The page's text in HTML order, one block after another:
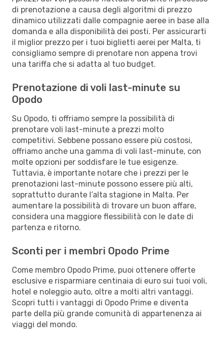
di prenotazione a causa degli algoritmi di prezzo
dinamico utilizzati dalle compagnie aeree in base alla
domanda e alla disponibilità dei posti. Per assicurarti
il miglior prezzo per i tuoi biglietti aerei per Malta, ti
consigliamo sempre di prenotare non appena trovi
una tariffa che si adatta al tuo budget.
Prenotazione di voli last-minute su
Opodo
Su Opodo, ti offriamo sempre la possibilità di
prenotare voli last-minute a prezzi molto
competitivi. Sebbene possano essere più costosi,
offriamo anche una gamma di voli last-minute, con
molte opzioni per soddisfare le tue esigenze.
Tuttavia, è importante notare che i prezzi per le
prenotazioni last-minute possono essere più alti,
soprattutto durante l’alta stagione in Malta. Per
aumentare la possibilità di trovare un buon affare,
considera una maggiore flessibilità con le date di
partenza e ritorno.
Sconti per i membri Opodo Prime
Come membro Opodo Prime, puoi ottenere offerte
esclusive e risparmiare centinaia di euro sui tuoi voli,
hotel e noleggio auto, oltre a molti altri vantaggi.
Scopri tutti i vantaggi di Opodo Prime e diventa
parte della più grande comunità di appartenenza ai
viaggi del mondo.